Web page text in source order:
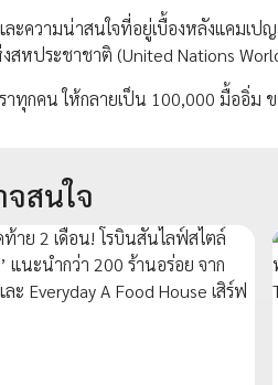
ะความน่าสนใจที่อยู่เบื้องหลังแคมเป
งสหประชาชาติ (United Nations
าทุกคน ให้กลายเป็น 100,000 มื้ออิ่ม
สนใจ